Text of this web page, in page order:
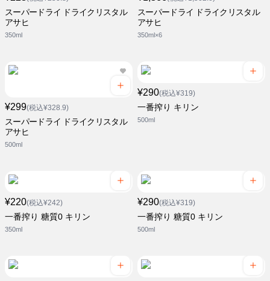
スーパードライ ドライクリスタル
アサヒ
350ml
スーパードライ ドライクリスタル
アサヒ
350ml×6
¥299(税込¥328.9)
スーパードライ ドライクリスタル
アサヒ
500ml
¥290(税込¥319)
一番搾り キリン
500ml
¥220(税込¥242)
一番搾り 糖質0 キリン
350ml
¥290(税込¥319)
一番搾り 糖質0 キリン
500ml